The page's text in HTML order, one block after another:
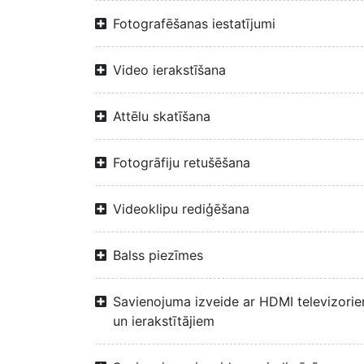
Fotografēšanas iestatījumi
Video ierakstīšana
Attēlu skatīšana
Fotogrāfiju retušēšana
Videoklipu rediģēšana
Balss piezīmes
Savienojuma izveide ar HDMI
un ierakstītājiem